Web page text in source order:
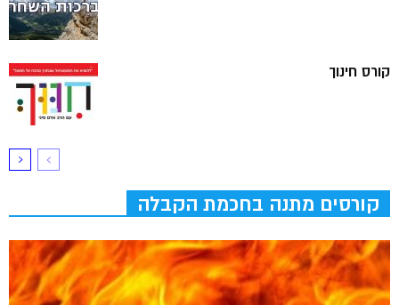
קורס חינוך
קורסים מתנה בחכמת הקבלה